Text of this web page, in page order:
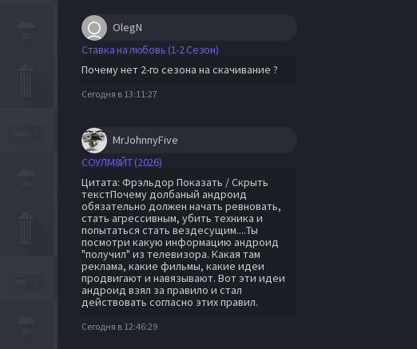
OlegN
Ставка на любовь (1-2 Сезон)
Почему нет 2-го сезона на скачивание ?
Сегодня в 13:11:27
MrJohnnyFive
СОУЛМ8ЙТ (2026)
Цитата: Фрэльдор Показать / Скрыть
текстПочему долбаный андроид
обязательно должен начать ревновать,
стать агрессивным, убить техника и
попытаться стать вездесущим....Ты
посмотри какую информацию андроид
"получил" из телевизора. Какая там
реклама, какие фильмы, какие идеи
продвигают и навязывают. Вот эти идеи
андроид взял за правило и стал
действовать согласно этих правил.
Сегодня в 12:46:29